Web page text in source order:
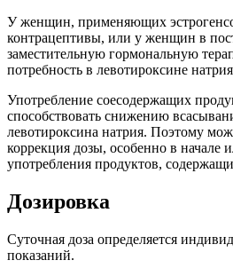
У женщин, применяющих
контрацептивы, или у женщин в
заместительную гормональную
потребность в левотироксине
Употребление соесодержащих
способствовать снижению
левотироксина натрия. Поэтому
коррекция дозы, особенно в начале
употребления продуктов,
Дозировка
Суточная доза определяется
показаний.